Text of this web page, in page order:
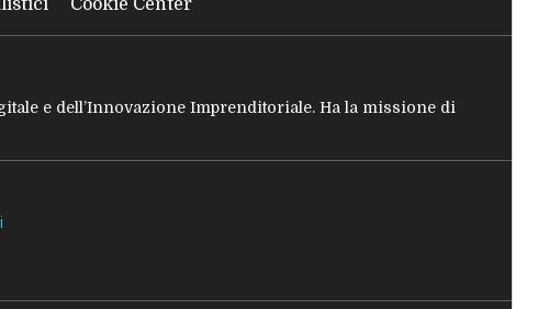
Cookie Center
e dell’Innovazione Imprenditoriale. Ha la missione di